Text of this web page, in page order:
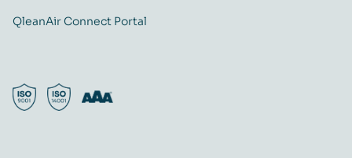
QleanAir Connect Portal